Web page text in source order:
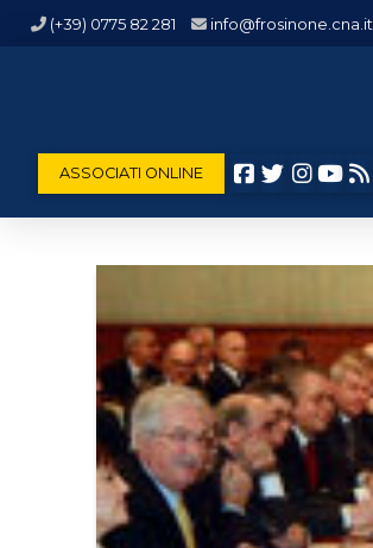
(+39) 0775 82 281 info@frosinone.cna.it
ASSOCIATI ONLINE